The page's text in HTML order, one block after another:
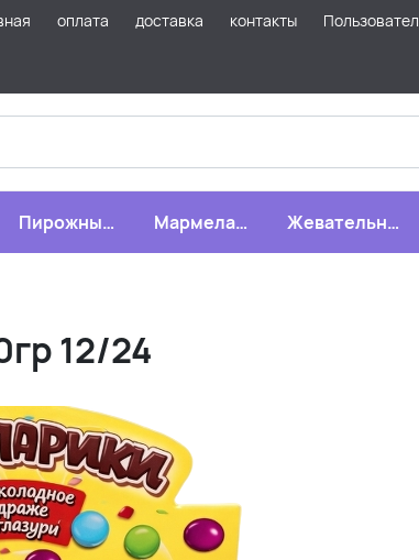
оплата доставка контакты
Пирожные,
бисквиты,
Мармелад,
зефир,
Жевательная
резинка
12/24